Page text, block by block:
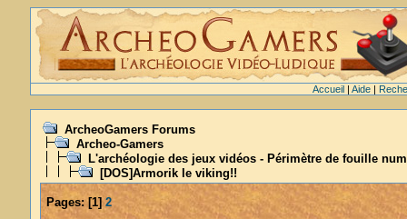
Accueil| Aide|
ArcheoGamers Forums
Archeo-Gamers
L'archéologie des jeux vidéos - Périmètre de fouille
[DOS]Armorik le viking!!
Pages:[1] 2